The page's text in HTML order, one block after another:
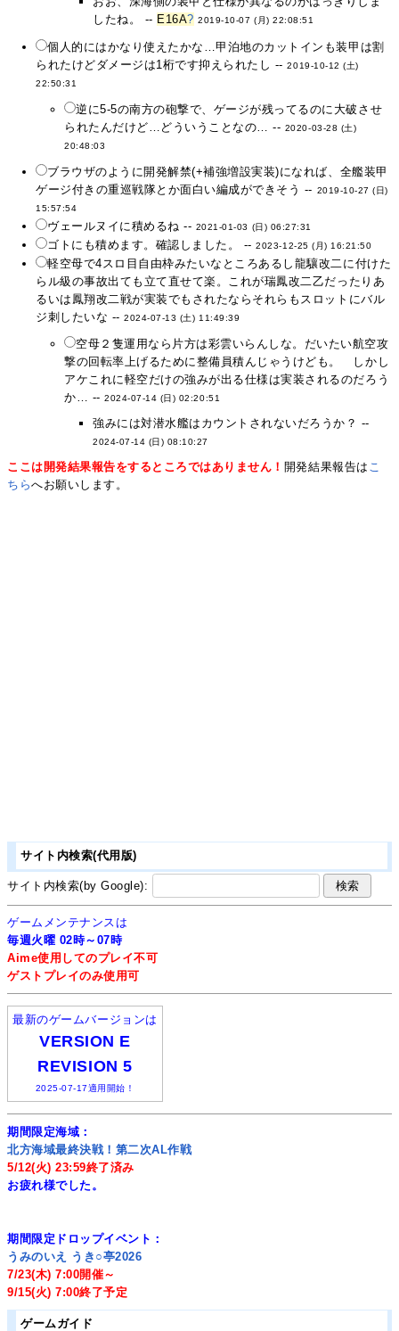
したね。 -- E16A? 2019-10-07 (月) 22:08:51
個人的にはかなり使えたかな…甲泊地のカットインも装甲は割
られたけどダメージは1桁です抑えられたし --2019-10-12 (土)
22:50:31
逆に5-5の南方の砲撃で、ゲージが残ってるのに大破させ
られたんだけど…どういうことなの… -- 2020-03-28 (土)
20:48:03
ブラウザのように開発解禁(+補強増設実装)になれば、全艦装甲
ゲージ付きの重巡戦隊とか面白い編成ができそう -- 2019-10-27 (日)
15:57:54
ヴェールヌイに積めるね -- 2021-01-03 (日) 06:27:31
ゴトにも積めます。確認しました。 --2023-12-25 (月) 16:21:50
軽空母で4スロ目自由枠みたいなところあるし龍驤改二に付けた
らル級の事故出ても立て直せて楽。これが瑞鳳改二乙だったりあ
るいは鳳翔改二戦が実装でもされたならそれらもスロットにバル
ジ刺したいな --2024-07-13 (土) 11:49:39
空母２隻運用なら片方は彩雲いらんしな。だいたい航空攻
撃の回転率上げるために整備員積んじゃうけども。 しかし
アケこれに軽空だけの強みが出る仕様は実装されるのだろう
か… --2024-07-14 (日) 02:20:51
強みには対潜水艦はカウントされないだろうか？ --
2024-07-14 (日) 08:10:27
ここは開発結果報告をするところではありません！ 開発結果報告は こ
ちらへお願いします。
サイト内検索(代用版)
サイト内検索(by Google):
ゲームメンテナンスは
毎週火曜 02時～07時
Aime使用してのプレイ不可
ゲストプレイのみ使用可
最新のゲームバージョンは
VERSION E
REVISION 5
2025-07-17適用開始！
期間限定海域：
北方海域最終決戦！第二次AL作戦
5/12(火) 23:59終了済み
お疲れ様でした。
期間限定ドロップイベント：
うみのいえ うき○亭2026
7/23(木) 7:00開催～
9/15(火) 7:00終了予定
ゲームガイド